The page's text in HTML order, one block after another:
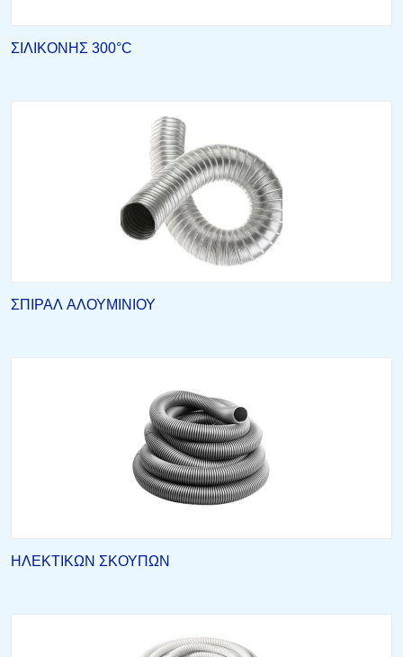
ΣΙΛΙΚΟΝΗΣ 300°C
ΣΠΙΡΑΛ ΑΛΟΥΜΙΝΙΟΥ
ΗΛΕΚΤΙΚΩΝ ΣΚΟΥΠΩΝ